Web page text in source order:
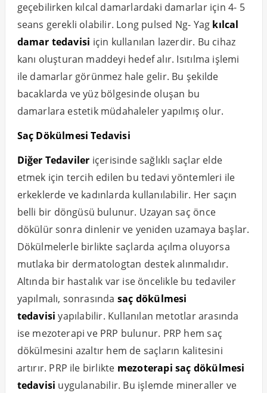
geçebilirken kılcal damarlardaki damarlar için 4- 5
seans gerekli olabilir. Long pulsed Ng- Yag kılcal
damar tedavisi için kullanılan lazerdir. Bu cihaz
kanı oluşturan maddeyi hedef alır. Isıtılma işlemi
ile damarlar görünmez hale gelir. Bu şekilde
bacaklarda ve yüz bölgesinde oluşan bu
damarlara estetik müdahaleler yapılmış olur.
Saç Dökülmesi Tedavisi
Diğer Tedaviler içerisinde sağlıklı saçlar elde
etmek için tercih edilen bu tedavi yöntemleri ile
erkeklerde ve kadınlarda kullanılabilir. Her saçın
belli bir döngüsü bulunur. Uzayan saç önce
dökülür sonra dinlenir ve yeniden uzamaya başlar.
Dökülmelerle birlikte saçlarda açılma oluyorsa
mutlaka bir dermatologtan destek alınmalıdır.
Altında bir hastalık var ise öncelikle bu tedaviler
yapılmalı, sonrasında saç dökülmesi
tedavisiyapılabilir. Kullanılan metotlar arasında
ise mezoterapi ve PRP bulunur. PRP hem saç
dökülmesini azaltır hem de saçların kalitesini
artırır. PRP ile birlikte mezoterapi saç dökülmesi
tedavisi uygulanabilir. Bu işlemde mineraller ve